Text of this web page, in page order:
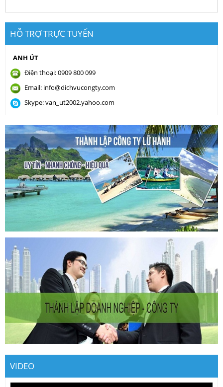
HỖ TRỢ TRỰC TUYẾN
ANH ÚT
Điện thoại: 0909 800 099
Email: info@dichvucongty.com
Skype: van_ut2002.yahoo.com
VIDEO